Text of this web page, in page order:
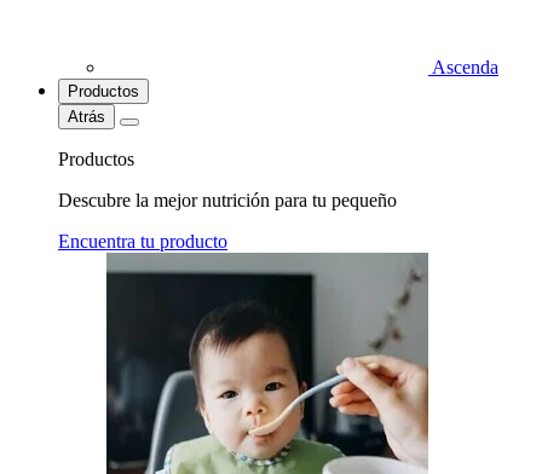
Ascenda
Productos
Atrás
Productos
Descubre la mejor nutrición para tu pequeño
Encuentra tu producto